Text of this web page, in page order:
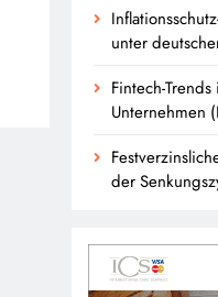
unter
Fintech-
Unternehmen
der